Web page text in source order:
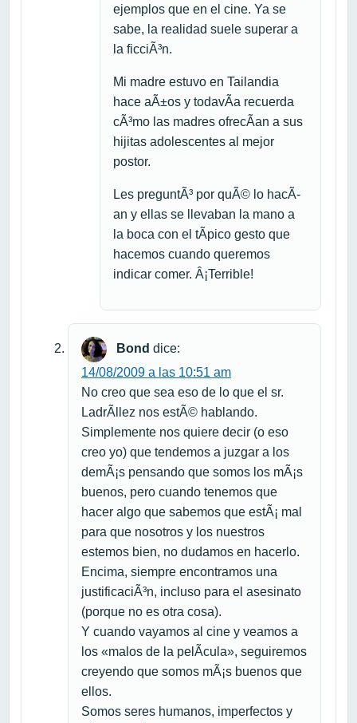
ejemplos que en el cine. Ya se
sabe, la realidad suele superar a
la ficciÃ³n.
Mi madre estuvo en Tailandia
hace aÃ±os y todavÃ­a recuerda
cÃ³mo las madres ofrecÃ­an a sus
hijitas adolescentes al mejor
postor.
Les preguntÃ³ por quÃ© lo hacÃ­
an y ellas se llevaban la mano a
la boca con el tÃ­pico gesto que
hacemos cuando queremos
indicar comer. Â¡Terrible!
Bond dice:
14/08/2009 a las 10:51 am
No creo que sea eso de lo que el sr.
LadrÃ­llez nos estÃ© hablando.
Simplemente nos quiere decir (o eso
creo yo) que tendemos a juzgar a los
demÃ¡s pensando que somos los mÃ¡s
buenos, pero cuando tenemos que
hacer algo que sabemos que estÃ¡ mal
para que nosotros y los nuestros
estemos bien, no dudamos en hacerlo.
Encima, siempre encontramos una
justificaciÃ³n, incluso para el asesinato
(porque no es otra cosa).
Y cuando vayamos al cine y veamos a
los «malos de la pelÃ­cula», seguiremos
creyendo que somos mÃ¡s buenos que
ellos.
Somos seres humanos, imperfectos y